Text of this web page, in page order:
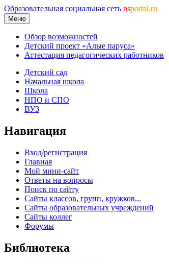
Образовательная социальная сеть nsportal.ru
Меню
Обзор возможностей
Детский проект «Алые паруса»
Аттестация педагогических работников
Детский сад
Начальная школа
Школа
НПО и СПО
ВУЗ
Навигация
Вход/регистрация
Главная
Мой мини-сайт
Ответы на вопросы
Поиск по сайту
Сайты классов, групп, кружков...
Сайты образовательных учреждений
Сайты коллег
Форумы
Библиотека